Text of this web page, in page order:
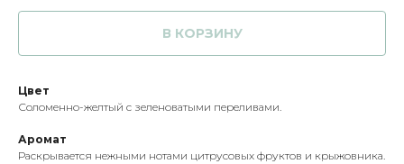
В КОРЗИНУ
Цвет
Соломенно-желтый с зеленоватыми переливами.
Аромат
Раскрывается нежными нотами цитрусовых фруктов и крыжовника.